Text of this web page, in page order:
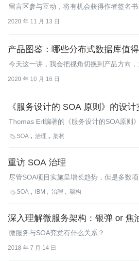
链中台，向包括盒马在内的 25 个新零售
留言区参与互动，将有机会获得作者签名书
2020 年 11 月 13 日
产品图鉴：哪些分布式数据库值得
今天这一讲，我会把视角切换到产品方向，
2020 年 10 月 16 日
《服务设计的 SOA 原则》的设
Thomas Erl编著的《服务设计的SOA原则
的百科全书，是构建SOA解决方案的必备
SOA 治理 架构
重访 SOA 治理
尽管SOA项目实施呈增长趋势，但是多数项
情常常变得如此糟糕，以致于SOA被称为“
SOA IBM 治理 架构
深入理解微服务架构：银弹 or 焦
微服务与SOA究竟有什么关系？
2018 年 7 月 14 日